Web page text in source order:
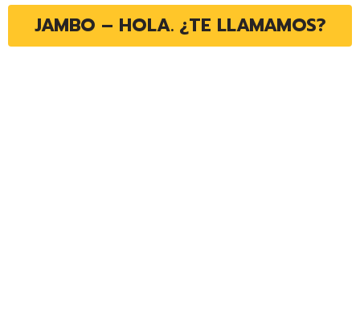
JAMBO – HOLA. ¿TE LLAMAMOS?